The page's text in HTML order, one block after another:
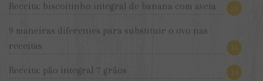
Receita: biscoitinho integral de banana com aveia 24
9 maneiras diferentes para substituir o ovo nas
receitas
16
Receita: pão integral 7 grãos 14